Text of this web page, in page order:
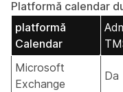
Platformă calendar
platformă
Calendar
Microsoft
Exchange
Da